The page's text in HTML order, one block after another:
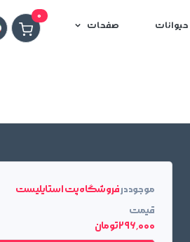
0
صفحات
موجود درفروشگاه پت استایلیست
قیمت
296٬000 تومان